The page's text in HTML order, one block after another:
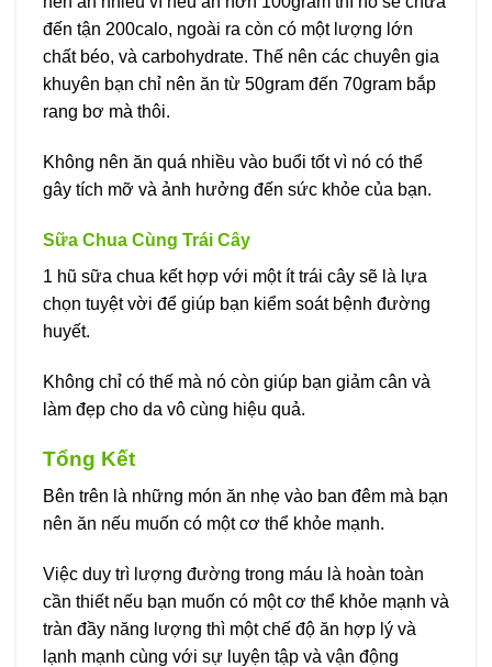
đến tận 200calo, ngoài ra còn có một lượng lớn
chất béo, và carbohydrate. Thế nên các chuyên gia
khuyên bạn chỉ nên ăn từ 50gram đến 70gram bắp
rang bơ mà thôi.
Không nên ăn quá nhiều vào buổi tốt vì nó có thể
gây tích mỡ và ảnh hưởng đến sức khỏe của bạn.
Sữa Chua Cùng Trái Cây
1 hũ sữa chua kết hợp với một ít trái cây sẽ là lựa
chọn tuyệt vời để giúp bạn kiểm soát bệnh đường
huyết.
Không chỉ có thế mà nó còn giúp bạn giảm cân và
làm đẹp cho da vô cùng hiệu quả.
Tổng Kết
Bên trên là những món ăn nhẹ vào ban đêm mà bạn
nên ăn nếu muốn có một cơ thể khỏe mạnh.
Việc duy trì lượng đường trong máu là hoàn toàn
cần thiết nếu bạn muốn có một cơ thể khỏe mạnh và
tràn đầy năng lượng thì một chế độ ăn hợp lý và
lạnh mạnh cùng với sự luyện tập và vận động